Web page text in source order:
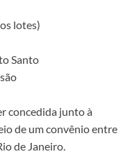
lotes)
Santo
concedida junto à
de um convênio entre
de Janeiro.